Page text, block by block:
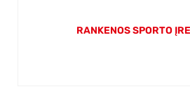
RANKENOS SPORTO